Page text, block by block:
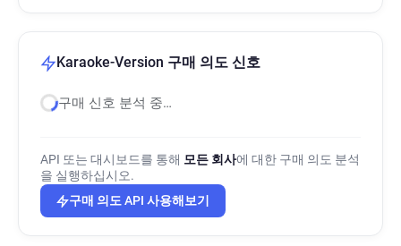
Karaoke-Version 구매 의도 신호
구매 신호 분석 중…
API 또는 대시보드를 통해 모든 회사에 대한 구매 의도 분석
을 실행하십시오.
구매 의도 API 사용해보기